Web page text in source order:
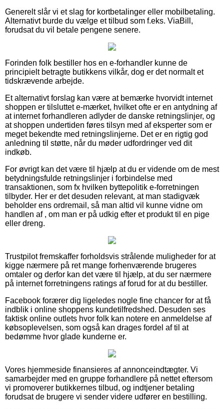
Generelt slår vi et slag for kortbetalinger eller mobilbetaling.
Alternativt burde du vælge et tilbud som f.eks. ViaBill,
forudsat du vil betale pengene senere.
Forinden folk bestiller hos en e-forhandler kunne de
principielt betragte butikkens vilkår, dog er det normalt et
tidskrævende arbejde.
Et alternativt forslag kan være at bemærke hvorvidt internet
shoppen er tilsluttet e-mærket, hvilket ofte er en antydning af
at internet forhandleren adlyder de danske retningslinjer, og
at shoppen undertiden føres tilsyn med af eksperter som er
meget bekendte med retningslinjerne. Det er en rigtig god
anledning til støtte, når du møder udfordringer ved dit
indkøb.
For øvrigt kan det være til hjælp at du er vidende om de mest
betydningsfulde retningslinjer i forbindelse med
transaktionen, som fx hvilken byttepolitik e-forretningen
tilbyder. Her er det desuden relevant, at man stadigvæk
beholder ens ordremail, så man altid vil kunne vidne om
handlen af , om man er på udkig efter et produkt til en pige
eller dreng.
Trustpilot fremskaffer forholdsvis strålende muligheder for at
kigge nærmere på ret mange forhenværende brugeres
omtaler og derfor kan det være til hjælp, at du ser nærmere
på internet forretningens ratings af forud for at du bestiller.
Facebook forærer dig ligeledes nogle fine chancer for at få
indblik i online shoppens kundetilfredshed. Desuden ses
faktisk online outlets hvor folk kan notere en anmeldelse af
købsoplevelsen, som også kan drages fordel af til at
bedømme hvor glade kunderne er.
Vores hjemmeside finansieres af annonceindtægter. Vi
samarbejder med en gruppe forhandlere på nettet eftersom
vi promoverer butikkernes tilbud, og indtjener betaling
forudsat de brugere vi sender videre udfører en bestilling.